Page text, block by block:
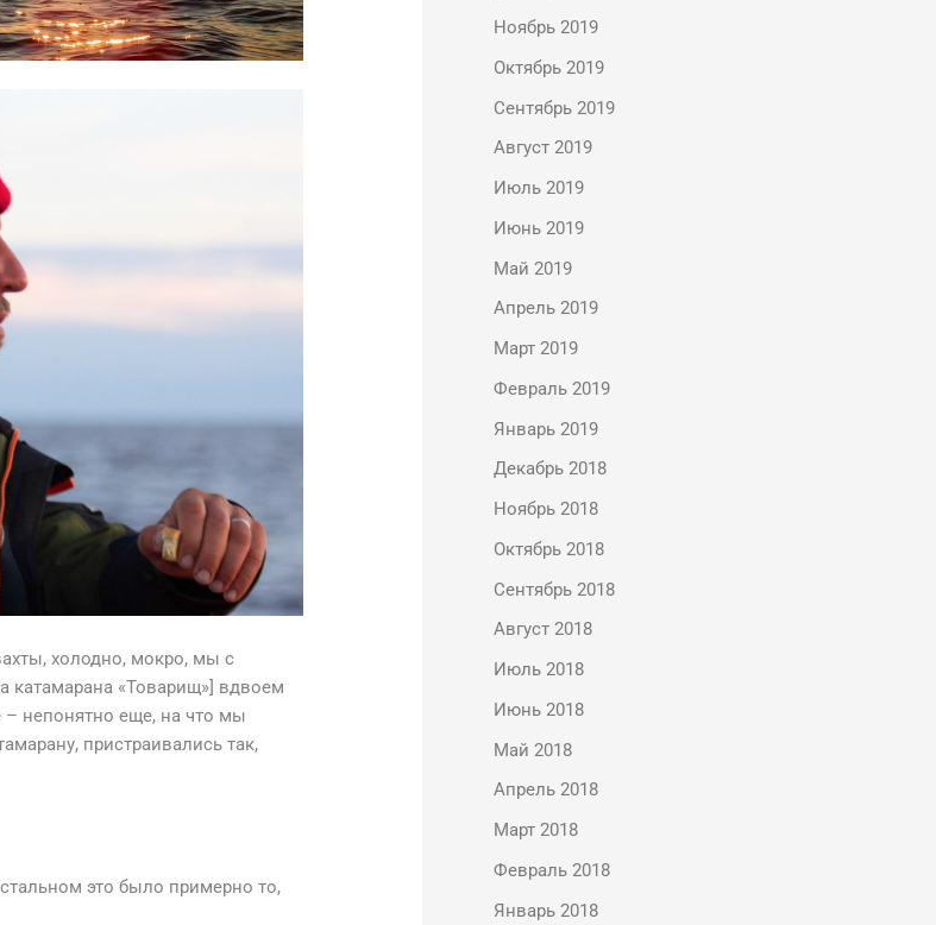
холодно, мокро, мы с
катамарана «Товарищ»] вдвоем
– непонятно еще, на что мы
пристраивались так,
это было примерно то,
Ноябрь 2019
Октябрь 2019
Сентябрь 2019
Август 2019
Июль 2019
Июнь 2019
Май 2019
Апрель 2019
Март 2019
Февраль 2019
Январь 2019
Декабрь 2018
Ноябрь 2018
Октябрь 2018
Сентябрь 2018
Август 2018
Июль 2018
Июнь 2018
Май 2018
Апрель 2018
Март 2018
Февраль 2018
Январь 2018